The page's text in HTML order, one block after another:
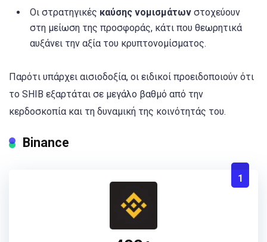
Οι στρατηγικές καύσης νομισμάτων στοχεύουν
στη μείωση της προσφοράς, κάτι που θεωρητικά
αυξάνει την αξία του κρυπτονομίσματος.
Παρότι υπάρχει αισιοδοξία, οι ειδικοί προειδοποιούν ότι
το SHIB εξαρτάται σε μεγάλο βαθμό από την
κερδοσκοπία και τη δυναμική της κοινότητάς του.
Binance
1